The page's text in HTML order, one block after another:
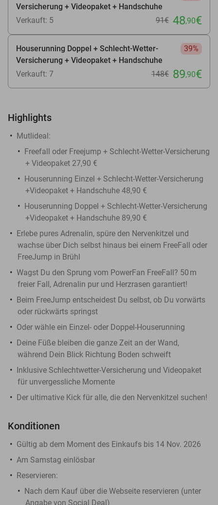
Versicherung + Videopaket + Handschuhe
Verkauft: 5 91€ 48,90€
Houserunning Doppel + Schlecht-Wetter-
Versicherung + Videopaket + Handschuhe
39%
Verkauft: 7 148€ 89,90€
Highlights
Mutlideal:
Freefall oder Freejump + Schlecht-Wetter-Versicherung
+ Videopaket 27,90 €
Houserunning Einzel + Schlecht-Wetter-Versicherung
+Videopaket + Handschuhe 48,90 €
Houserunning Doppel + Schlecht-Wetter-Versicherung
+Videopaket + Handschuhe 89,90 €
Erlebe pures Adrenalin, spüre den Nervenkitzel und
wachse über Dich selbst hinaus bei einem FreeFall oder
FreeJump in Brühl
Wagst Du den Sprung vom PowerFan FreeFall? 50 m
freier Fall, Adrenalin pur und Herzrasen garantiert!
Beim FreeJump entscheidest Du selbst, ob Du vorwärts
oder rückwärts springst
Oder wähle ein Einzel- oder Doppel-Houserunning
Deine Füße bleiben die ganze Zeit an der Wand,
während Dein Blick Richtung Boden schweift
Inklusive Schlechtwetter-Versicherung und Videopaket
für unvergessliche Momente
Der ultimative Kick für alle, die den Nervenkitzel suchen!
Konditionen
Gültig ab dem Moment des Einkaufs bis 14 Nov. 2026
Am Samstag einlösbar
Reservieren:
Nach dem Kauf über die Webseite reservieren (unter
Angabe von Social Deal)